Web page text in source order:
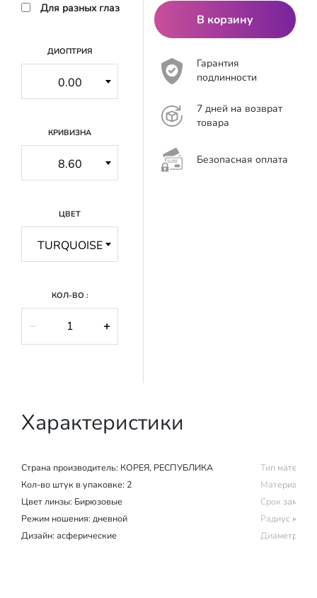
Для разных глаз
ДИОПТРИЯ
КРИВИЗНА
ЦВЕТ
КОЛ-ВО :
− +
В корзину
Гарантия
подлинности
7 дней на возврат
товара
Безопасная оплата
Характеристики
Страна производитель: КОРЕЯ, РЕСПУБЛИКА
Кол-во штук в упаковке: 2
Цвет линзы: Бирюзовые
Режим ношения: дневной
Дизайн: асферические
Тип
Материал
Срок замены
Радиус
Диаметр: